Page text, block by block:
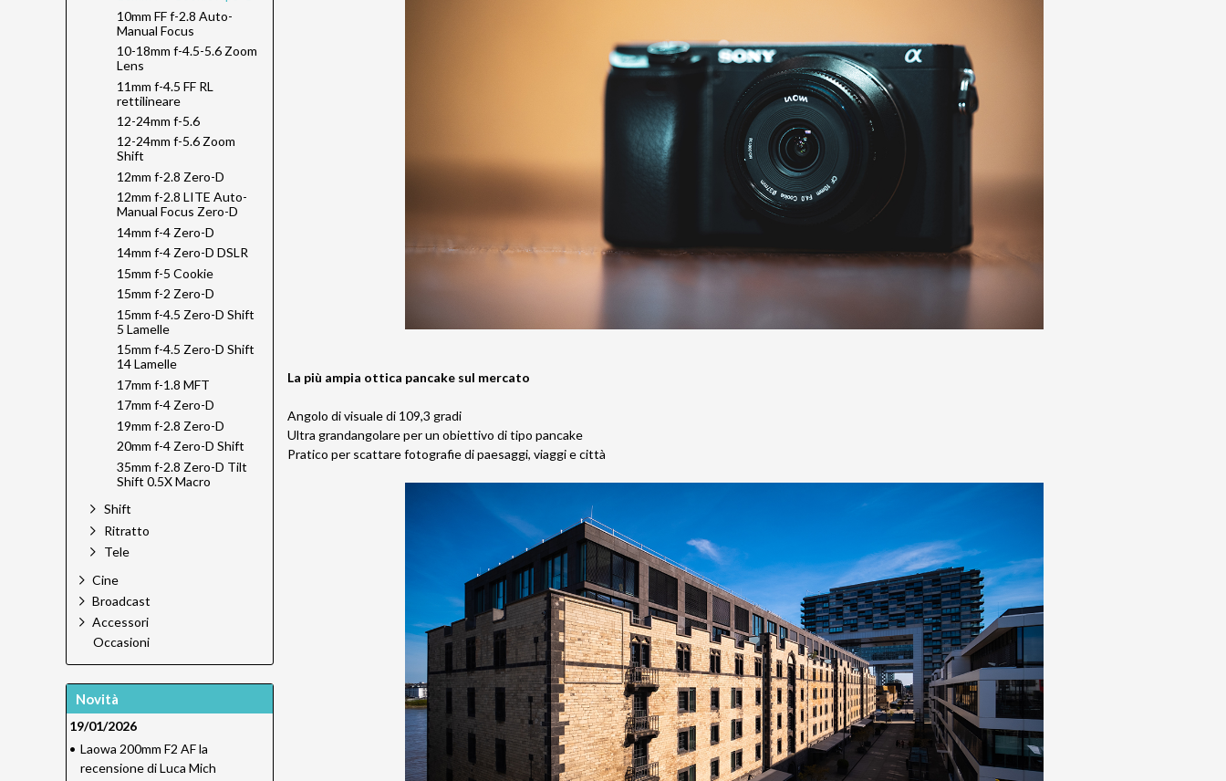
La più ampia ottica pancake sul mercato
Angolo di visuale di 109,3 gradi
Ultra grandangolare per un obiettivo di tipo pancake
Pratico per scattare fotografie di paesaggi, viaggi e città
10mm FF f-2.8 Auto-
Manual Focus
10-18mm f-4.5-5.6 Zoom
Lens
11mm f-4.5 FF RL
rettilineare
12-24mm f-5.6
12-24mm f-5.6 Zoom
Shift
12mm f-2.8 Zero-D
12mm f-2.8 LITE Auto-
Manual Focus Zero-D
14mm f-4 Zero-D
14mm f-4 Zero-D DSLR
15mm f-5 Cookie
15mm f-2 Zero-D
15mm f-4.5 Zero-D Shift
5 Lamelle
15mm f-4.5 Zero-D Shift
14 Lamelle
17mm f-1.8 MFT
17mm f-4 Zero-D
19mm f-2.8 Zero-D
20mm f-4 Zero-D Shift
35mm f-2.8 Zero-D Tilt
Shift 0.5X Macro
Shift
Ritratto
Tele
Cine
Broadcast
Accessori
Occasioni
Novità
19/01/2026
• Laowa 200mm F2 AF la
recensione di Luca Mich